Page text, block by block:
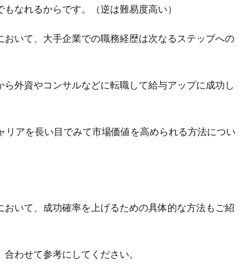
なれるからです。（逆は難易度高い）
いて、大手企業での職務経歴は次なるステップへの
外資やコンサルなどに転職して給与アップに成功し
アを長い目でみて市場価値を高められる方法につい
いて、成功確率を上げるための具体的な方法もご紹
わせて参考にしてください。